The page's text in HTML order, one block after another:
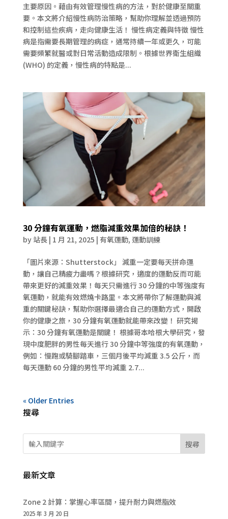
主要原因。藉由有效管理慢性病的方法，對於健康至關重
要。本文將介紹慢性病防治策略，幫助你理解並透過預防
和控制這些疾病，走向健康生活！ 慢性病定義與特徵 慢性
病是指需要長期管理的病症，通常持續一年或更久，可能
需要頻繁就醫或對日常活動造成限制。根據世界衛生組織
(WHO) 的定義，慢性病的特點是...
30 分鐘有氧運動，燃脂減重效果加倍的秘訣！
by 站長| 1 月 21, 2025 | 有氧運動, 運動訓練
「圖片來源：Shutterstock」 減重一定要每天拼命運
動，讓自己精疲力盡嗎？根據研究，適度的運動反而可能
帶來更好的減重效果！每天只需進行 30 分鐘的中等強度有
氧運動，就能有效燃燒卡路里。本文將帶你了解運動與減
重的關鍵秘訣，幫助你選擇最適合自己的運動方式，開啟
你的健康之旅，30 分鐘有氧運動就能帶來改變！ 研究揭
示：30 分鐘有氧運動是關鍵！ 根據哥本哈根大學研究，發
現中度肥胖的男性每天進行 30 分鐘中等強度的有氧運動，
例如：慢跑或騎腳踏車，三個月後平均減重 3.5 公斤，而
每天運動 60 分鐘的男性平均減重 2.7...
« Older Entries
搜尋
搜尋
最新文章
Zone 2 計算：掌握心率區間，提升耐力與燃脂效
2025 年 3 月 20 日